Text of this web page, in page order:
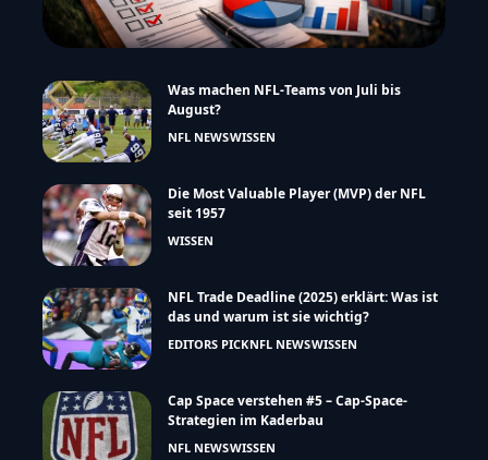
Was machen NFL-Teams von Juli bis
August?
NFL NEWSWISSEN
Die Most Valuable Player (MVP) der NFL
seit 1957
WISSEN
NFL Trade Deadline (2025) erklärt: Was ist
das und warum ist sie wichtig?
EDITORS PICKNFL NEWSWISSEN
Cap Space verstehen #5 – Cap-Space-
Strategien im Kaderbau
NFL NEWSWISSEN